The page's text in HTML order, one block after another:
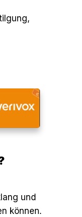
und
können.